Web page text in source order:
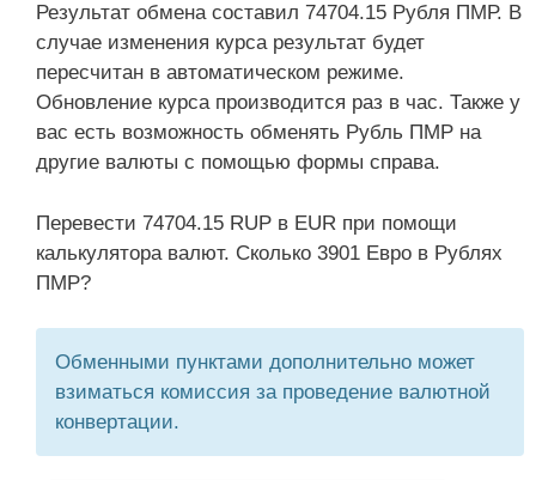
Результат обмена составил 74704.15 Рубля ПМР. В
случае изменения курса результат будет
пересчитан в автоматическом режиме.
Обновление курса производится раз в час. Также у
вас есть возможность обменять Рубль ПМР на
другие валюты с помощью формы справа.
Перевести 74704.15 RUP в EUR при помощи
калькулятора валют. Сколько 3901 Евро в Рублях
ПМР?
Обменными пунктами дополнительно может
взиматься комиссия за проведение валютной
конвертации.